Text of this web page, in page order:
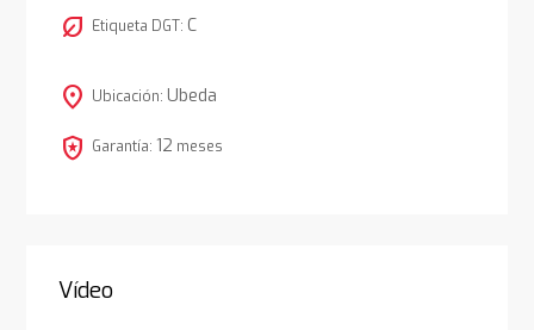
nest_eco_leaf Etiqueta DGT: C
location_on Ubicación: Ubeda
local_police Garantía: 12 meses
Vídeo